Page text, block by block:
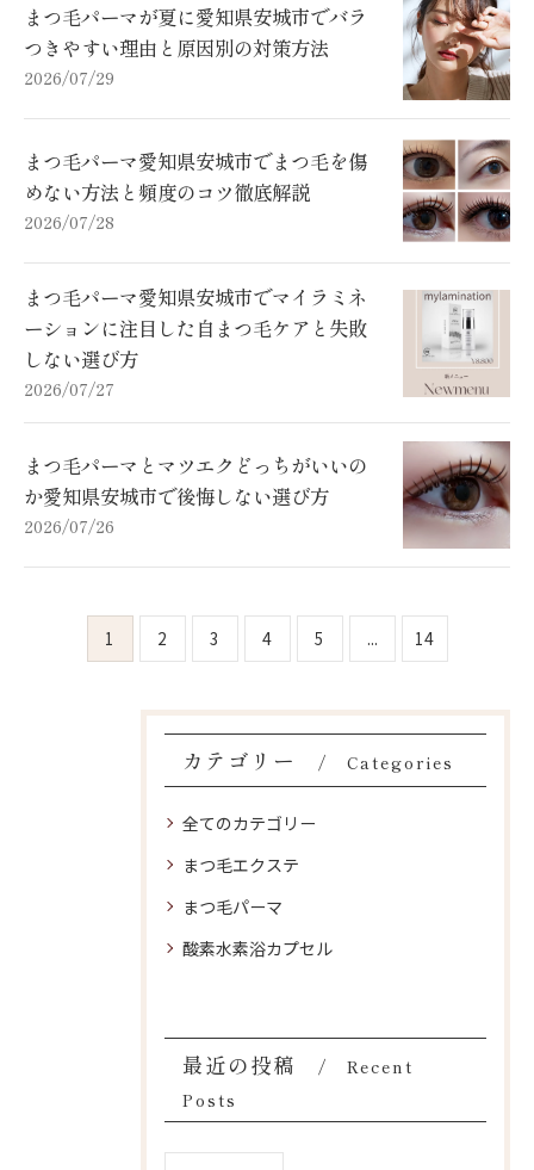
まつ毛パーマが夏に愛知県安城市でバラ
つきやすい理由と原因別の対策方法
2026/07/29
まつ毛パーマ愛知県安城市でまつ毛を傷
めない方法と頻度のコツ徹底解説
2026/07/28
まつ毛パーマ愛知県安城市でマイラミネ
ーションに注目した自まつ毛ケアと失敗
しない選び方
2026/07/27
まつ毛パーマとマツエクどっちがいいの
か愛知県安城市で後悔しない選び方
2026/07/26
1 2 3 4 5 ... 14
カテゴリー Categories
全てのカテゴリー
まつ毛エクステ
まつ毛パーマ
酸素水素浴カプセル
最近の投稿
Recent
Posts
ご予約はこちら
ご予約はこちら